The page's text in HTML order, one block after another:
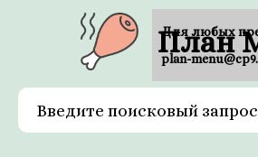
План
Для любых
plan-